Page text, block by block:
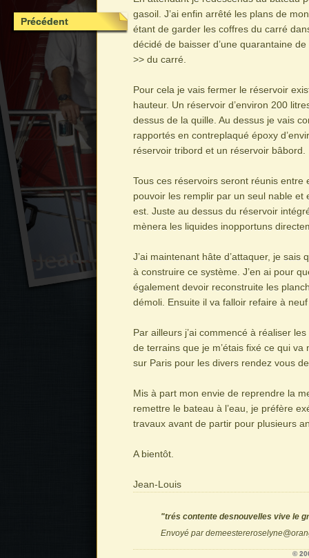
gasoil. J’ai enfin arrêté les plans de
étant de garder les coffres du carré
décidé de baisser d’une quarantaine
>> du carré.
Pour cela je vais fermer le réservoir
hauteur. Un réservoir d’environ 200
dessus de la quille. Au dessus je vais
rapportés en contreplaqué époxy
réservoir tribord et un réservoir bâbord.
Tous ces réservoirs seront réunis entre
pouvoir les remplir par un seul nable et
est. Juste au dessus du réservoir
mènera les liquides inopportuns
J’ai maintenant hâte d’attaquer, je sais
à construire ce système. J’en ai pour
également devoir reconstruite les
démoli. Ensuite il va falloir refaire à
Par ailleurs j’ai commencé à réaliser
de terrains que je m’étais fixé ce qui va
sur Paris pour les divers rendez vous
Mis à part mon envie de reprendre la
remettre le bateau à l’eau, je préfère
travaux avant de partir pour plusieurs
A bientôt.
Jean-Louis
"trés contente desnouvelles vive le
Envoyé par
©
Précédent